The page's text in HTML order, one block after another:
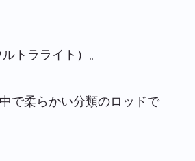
トラライト）。
で柔らかい分類のロッドで